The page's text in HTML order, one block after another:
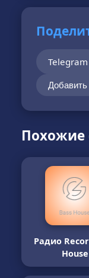
Telegram
Добавить
Похожие
Радио
House